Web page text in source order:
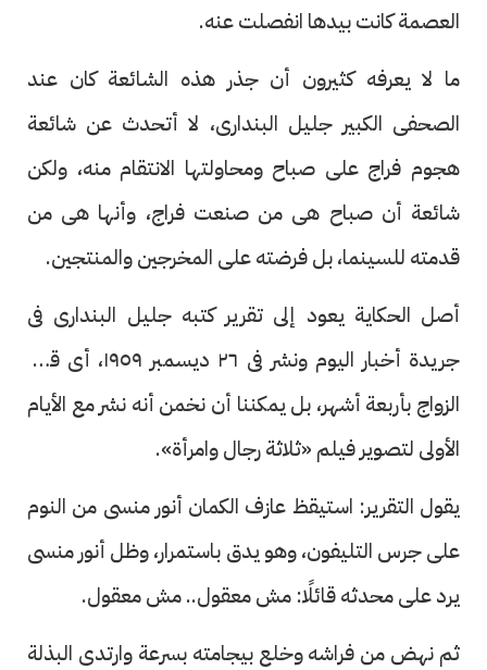
العصمة كانت بيدها انفصلت عنه.
ما لا يعرفه كثيرون أن جذر هذه الشائعة كان عند
الصحفى الكبير جليل البندارى، لا أتحدث عن شائعة
هجوم فراج على صباح ومحاولتها الانتقام منه، ولكن
شائعة أن صباح هى من صنعت فراج، وأنها هى من
قدمته للسينما، بل فرضته على المخرجين والمنتجين.
أصل الحكاية يعود إلى تقرير كتبه جليل البندارى فى
جريدة أخبار اليوم ونشر فى ٢٦ ديسمبر ١٩٥٩، أى قبل
الزواج بأربعة أشهر، بل يمكننا أن نخمن أنه نشر مع الأيام
الأولى لتصوير فيلم «ثلاثة رجال وامرأة».
يقول التقرير: استيقظ عازف الكمان أنور منسى من النوم
على جرس التليفون، وهو يدق باستمرار، وظل أنور منسى
يرد على محدثه قائلًا: مش معقول.. مش معقول.
ثم نهض من فراشه وخلع بيجامته بسرعة وارتدى البذلة